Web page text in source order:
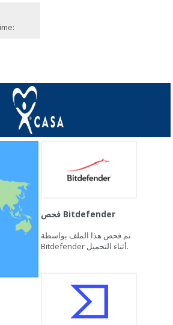
فحص Bitdefender
تم فحص هذا الملف بواسطة
Bitdefender أثناء التحميل.